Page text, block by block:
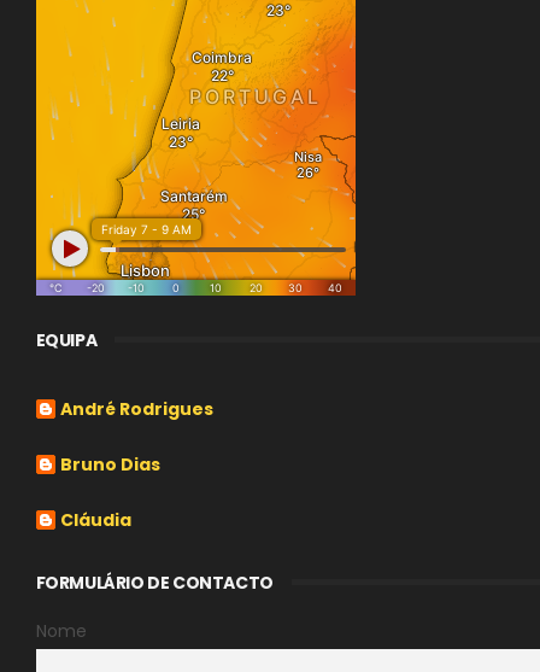
EQUIPA
André Rodrigues
Bruno Dias
Cláudia
FORMULÁRIO DE CONTACTO
Nome